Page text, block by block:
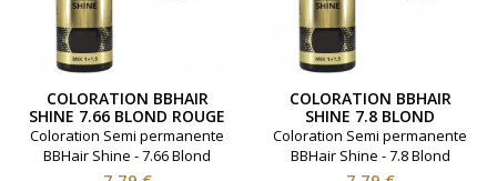
COLORATION BBHAIR
SHINE 7.66 BLOND ROUGE
INTENSE
Coloration Semi permanente
BBHair Shine - 7.66 Blond
rouge intense.Ravive la
COLORATION BBHAIR
SHINE 7.8 BLOND
EXPRESSO
Coloration Semi permanente
BBHair Shine - 7.8 Blond
expresso.Ravive la couleur